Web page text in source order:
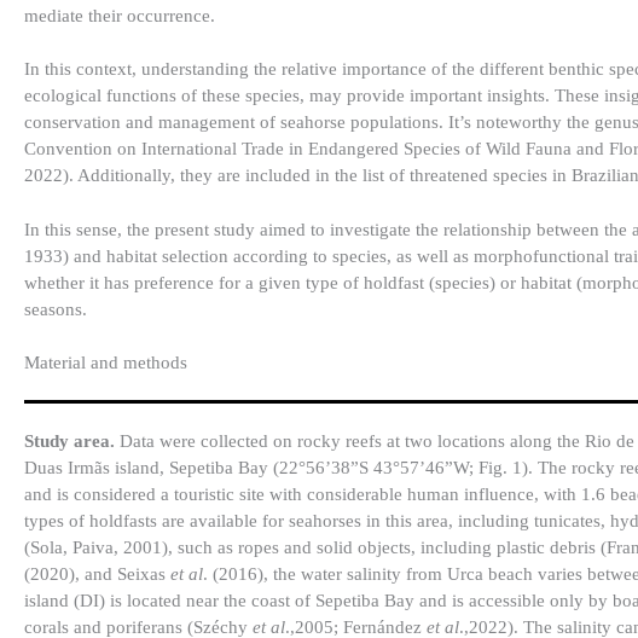
mediate their occurrence.
In this context, understanding the relative importance of the different benthic
ecological functions of these species, may provide important insights. These
conservation and management of seahorse populations. It’s noteworthy the genus
Convention on International Trade in Endangered Species of Wild Fauna and
2022). Additionally, they are included in the list of threatened species in
In this sense, the present study aimed to investigate the relationship between the
1933) and habitat selection according to species, as well as morphofunctional
whether it has preference for a given type of holdfast (species) or habitat
seasons.
Material and methods
Study area. Data were collected on rocky reefs at two locations along the Rio
Duas Irmãs island, Sepetiba Bay (22°56’38”S 43°57’46”W; Fig. 1). The rocky
and is considered a touristic site with considerable human influence, with 1.6
types of holdfasts are available for seahorses in this area, including tunicates,
(Sola, Paiva, 2001), such as ropes and solid objects, including plastic debris
(2020), and Seixas et al. (2016), the water salinity from Urca beach varies
island (DI) is located near the coast of Sepetiba Bay and is accessible only by
corals and poriferans (Széchy et al.,2005; Fernández et al.,2022). The salinity